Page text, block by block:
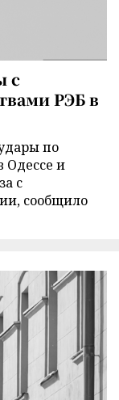
с
РЭБ в
по
Одессе и
с
сообщило